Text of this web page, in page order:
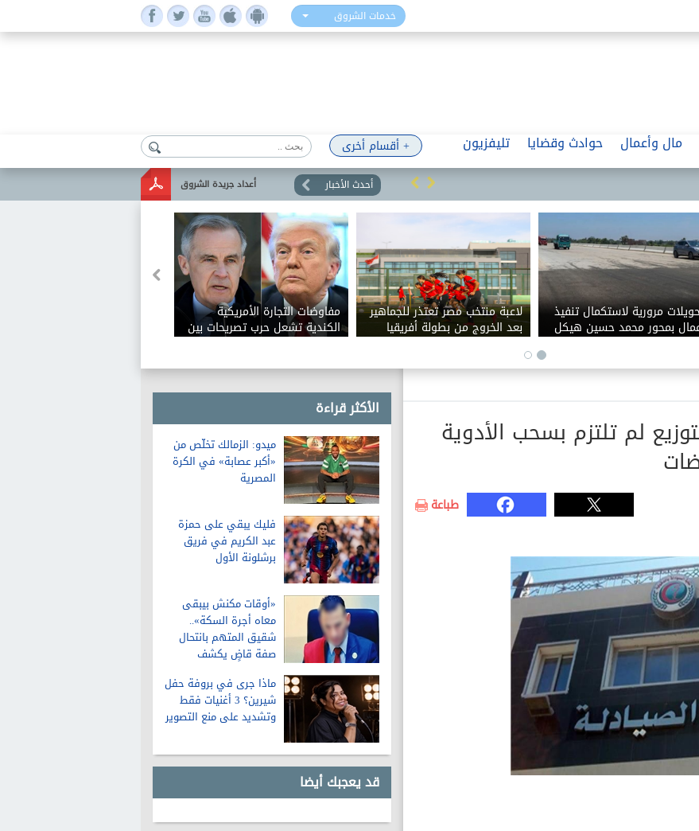
خدمات الشروق
+ أقسام أخرى مال وأعمال حوادث وقضايا تليفزيون
أعداد جريدة الشروق أحدث الأخبار
مرورية لاستكمال تنفيذ
بمحور محمد حسين هيكل
لاعبة منتخب مصر تعتذر للجماهير
بعد الخروج من بطولة أفريقيا
مفاوضات التجارة الأمريكية
الكندية تشعل حرب تصريحات بين
ترامب وكارني
الأكثر قراءة
ميدو: الزمالك تخلّص من
«أكبر عصابة» في الكرة
المصرية
فليك يبقي على حمزة
عبد الكريم في فريق
برشلونة الأول
«أوقات مكنش بيبقى
معاه أجرة السكة»..
شقيق المتهم بانتحال
صفة قاضٍ يكشف
الواقعة
ماذا جرى في بروفة حفل
شيرين؟ 3 أغنيات فقط
وتشديد على منع التصوير
قد يعجبك أيضا
لم تلتزم بسحب الأدوية
طباعة